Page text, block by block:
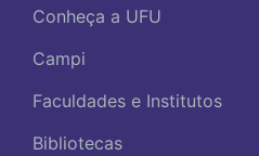
Conheça a UFU
Campi
Faculdades e Institutos
Bibliotecas